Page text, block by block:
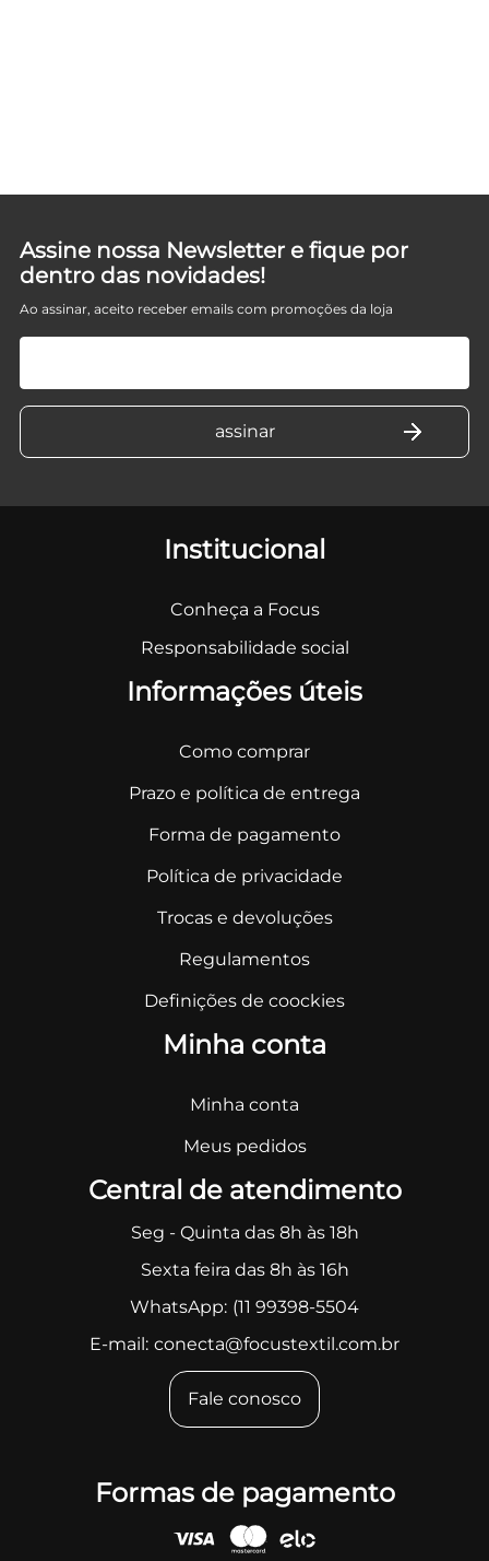
Assine nossa Newsletter e fique por
dentro das novidades!
Ao assinar, aceito receber emails com promoções da loja
Institucional
Conheça a Focus
Responsabilidade social
Informações úteis
Como comprar
Prazo e política de entrega
Forma de pagamento
Política de privacidade
Trocas e devoluções
Regulamentos
Definições de coockies
Minha conta
Minha conta
Meus pedidos
Central de atendimento
Seg - Quinta das 8h às 18h
Sexta feira das 8h às 16h
WhatsApp: (11 99398-5504
E-mail: conecta@focustextil.com.br
Fale conosco
Formas de pagamento